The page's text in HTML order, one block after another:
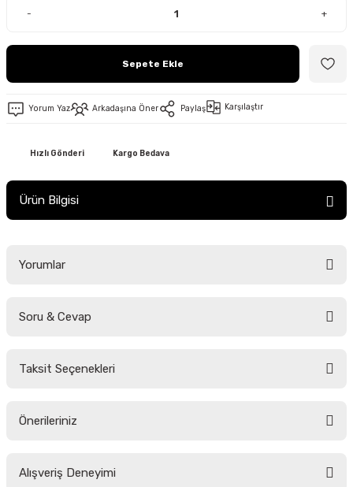
- +
Sepete Ekle
Yorum Yaz Arkadaşına Öner Paylaş Karşılaştır
Hızlı Gönderi Kargo Bedava
Ürün Bilgisi
Yorumlar
Soru & Cevap
Taksit Seçenekleri
Önerileriniz
yetersiz gördüğünüz noktaları öneri formunu kullanarak tarafımıza
Alışveriş Deneyimi